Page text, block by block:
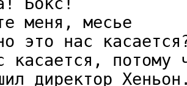
меня, месье
это нас
касается, потому
директор